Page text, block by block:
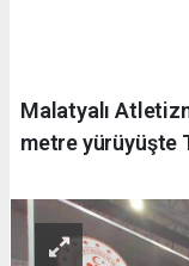
Malatyalı
metre yürüyüşte